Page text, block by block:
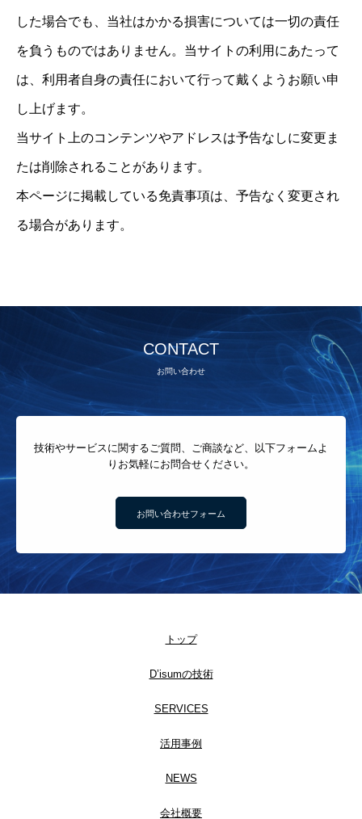
した場合でも、当社はかかる損害については一切の責任
を負うものではありません。当サイトの利用にあたって
は、利用者自身の責任において行って戴くようお願い申
し上げます。
当サイト上のコンテンツやアドレスは予告なしに変更ま
たは削除されることがあります。
本ページに掲載している免責事項は、予告なく変更され
る場合があります。
CONTACT
お問い合わせ
技術やサービスに関するご質問、ご商談など、以下フォームよ
りお気軽にお問合せください。
お問い合わせフォーム
トップ
D’isumの技術
SERVICES
活用事例
NEWS
会社概要